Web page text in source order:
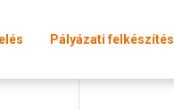
Pályázati felkészítés